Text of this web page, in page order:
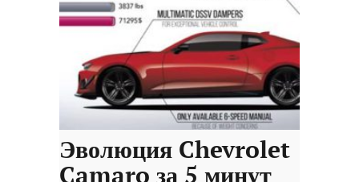
Эволюция Chevrolet